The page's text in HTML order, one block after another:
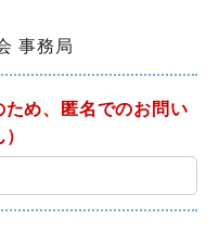
事務局
ため、匿名でのお問い